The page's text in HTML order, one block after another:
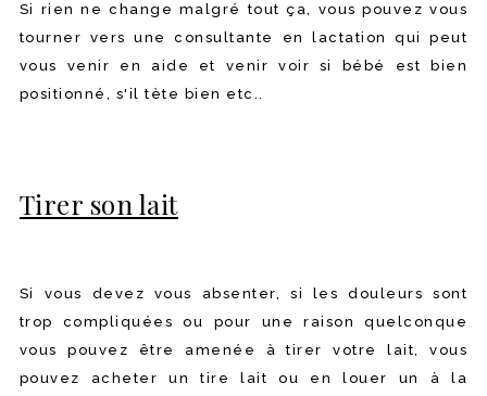
Si rien ne change malgré tout ça, vous pouvez vous
tourner vers une consultante en lactation qui peut
vous venir en aide et venir voir si bébé est bien
positionné, s'il tète bien etc..
Tirer son lait
Si vous devez vous absenter, si les douleurs sont
trop compliquées ou pour une raison quelconque
vous pouvez être amenée à tirer votre lait, vous
pouvez acheter un tire lait ou en louer un à la